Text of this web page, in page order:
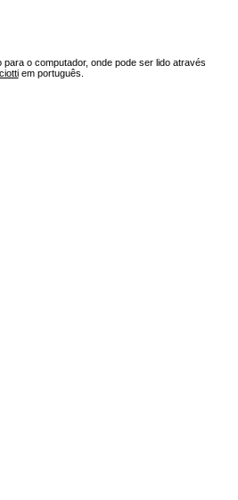
o computador, onde pode ser lido através
em português.